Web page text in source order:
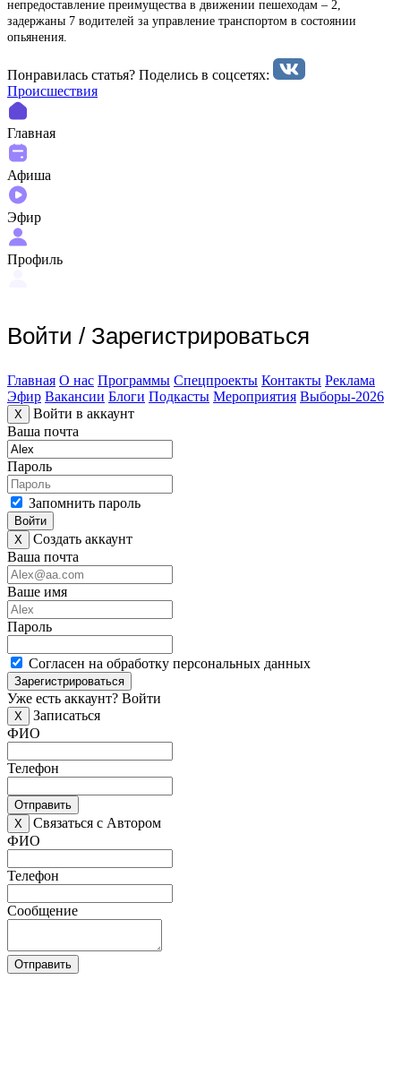
непредоставление преимущества в движении пешеходам – 2,
задержаны 7 водителей за управление транспортом в состоянии
опьянения.
Понравилась статья? Поделиcь в соцсетях:
Происшествия
Главная
Афиша
Эфир
Профиль
Войти / Зарегистрироваться
Главная О нас Программы Спецпроекты Контакты Реклама
Эфир Вакансии Блоги Подкасты Мероприятия Выборы-2026
X
Войти в аккаунт
Ваша почта
Пароль
Запомнить пароль
Войти
X
Создать аккаунт
Ваша почта
Ваше имя
Пароль
Согласен на обработку персональных данных
Зарегистрироваться
Уже есть аккаунт? Войти
X
Записаться
ФИО
Телефон
Отправить
X
Связаться с Автором
ФИО
Телефон
Сообщение
Отправить